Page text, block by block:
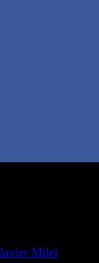
Milei